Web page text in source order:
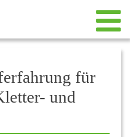
für
und